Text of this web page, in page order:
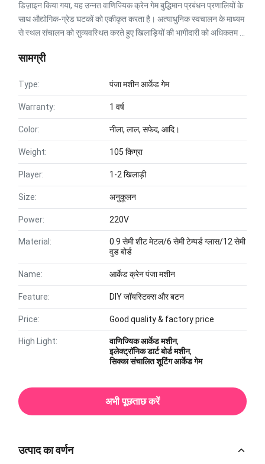
डिज़ाइन किया गया, यह उन्नत वाणिज्यिक क्रेन गेम बुद्धिमान प्रबंधन प्रणालियों के
साथ औद्योगिक-ग्रेड घटकों को एकीकृत करता है। अत्याधुनिक स्वचालन के माध्यम
से स्थल संचालन को सुव्यवस्थित करते हुए खिलाड़ियों की भागीदारी को अधिकतम ...
सामग्री
Type: पंजा मशीन आर्केड गेम
Warranty: 1 वर्ष
Color: नीला, लाल, सफेद, आदि।
Weight: 105 किग्रा
Player: 1-2 खिलाड़ी
Size: अनुकूलन
Power: 220V
Material:
0.9 सेमी शीट मेटल/6 सेमी टेम्पर्ड ग्लास/12 सेमी
वुड बोर्ड
Name: आर्केड क्रेन पंजा मशीन
Feature: DIY जॉयस्टिक्स और बटन
Price: Good quality & factory price
High Light: वाणिज्यिक आर्केड मशीन,
इलेक्ट्रॉनिक डार्ट बोर्ड मशीन,
सिक्का संचालित शूटिंग आर्केड गेम
अभी पूछताछ करें
उत्पाद का वर्णन